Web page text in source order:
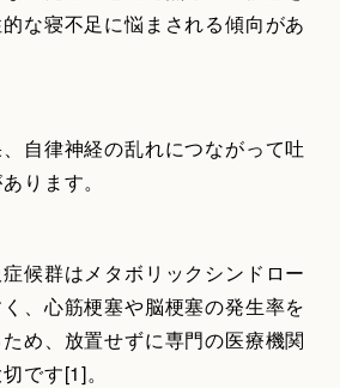
な寝不足に悩まされる傾向があ
自律神経の乱れにつながって吐
ります。
候群はメタボリックシンドロー
、心筋梗塞や脳梗塞の発生率を
め、放置せずに専門の医療機関
です[1]。